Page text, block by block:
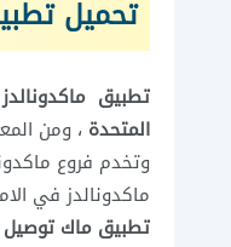
تحميل
تطبيق ماكدونالدز
المتحدة ، ومن
وتخدم فروع
ماكدونالدز في
تطبيق ماك توصيل